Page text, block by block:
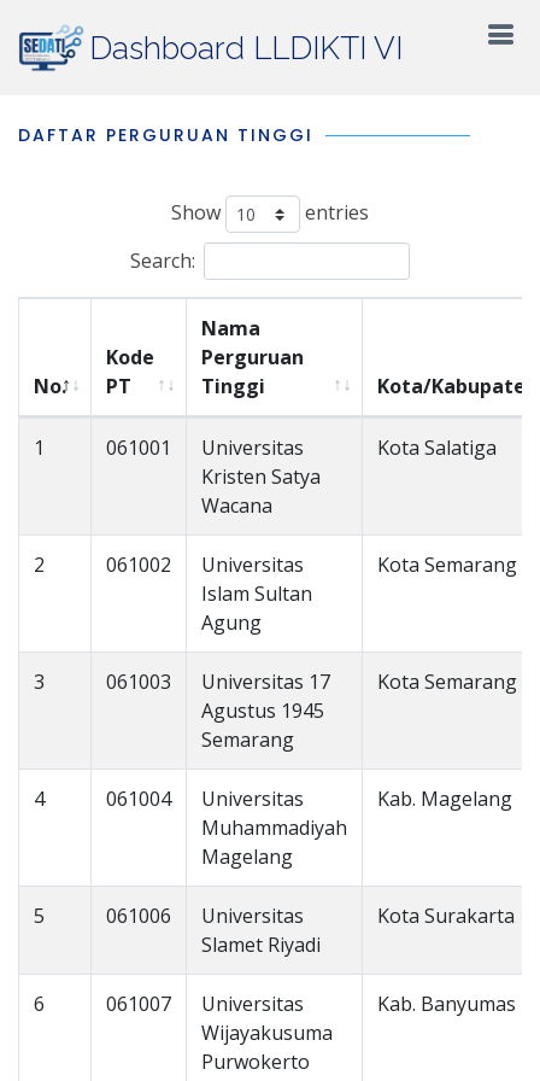
Dashboard LLDIKTI VI
DAFTAR PERGURUAN TINGGI
Show
entries
Search:
No.
Kode
PT
Nama
Perguruan
Tinggi
Kota/Kabupaten
1 061001
Universitas
Kristen Satya
Wacana
Kota Salatiga
2 061002
Universitas
Islam Sultan
Agung
Kota Semarang
3 061003
Universitas 17
Agustus 1945
Semarang
Kota Semarang
4 061004
Universitas
Muhammadiyah
Magelang
Kab. Magelang
5 061006
Universitas
Slamet Riyadi
Kota Surakarta
6 061007
Universitas
Wijayakusuma
Purwokerto
Kab. Banyumas